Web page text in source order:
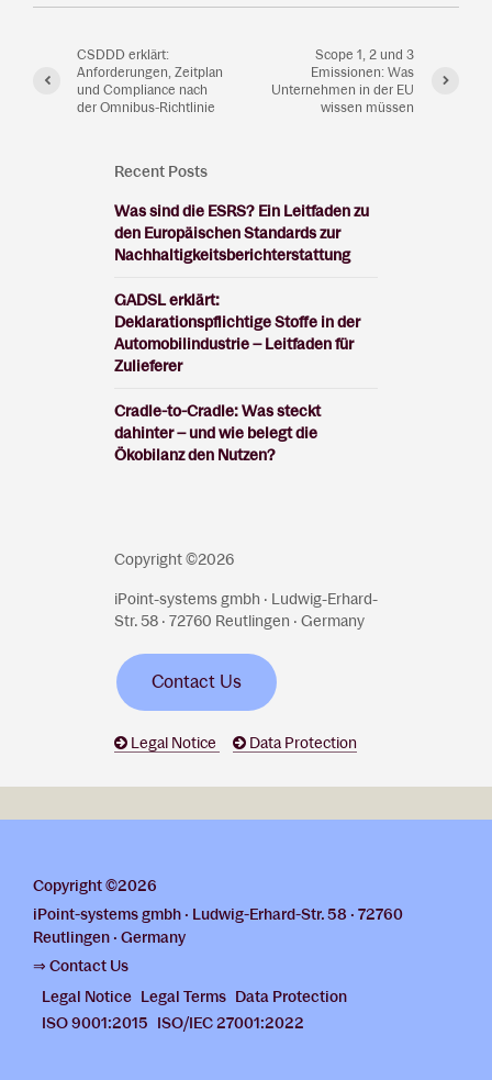
CSDDD erklärt:
Anforderungen, Zeitplan
und Compliance nach
der Omnibus-Richtlinie
Scope 1, 2 und 3
Emissionen: Was
Unternehmen in der EU
wissen müssen
Recent Posts
Was sind die ESRS? Ein Leitfaden zu
den Europäischen Standards zur
Nachhaltigkeitsberichterstattung
GADSL erklärt:
Deklarationspflichtige Stoffe in der
Automobilindustrie – Leitfaden für
Zulieferer
Cradle-to-Cradle: Was steckt
dahinter – und wie belegt die
Ökobilanz den Nutzen?
Copyright ©2026
iPoint-systems gmbh · Ludwig-Erhard-
Str. 58 · 72760 Reutlingen · Germany
Contact Us
Legal Notice Data Protection
Copyright ©2026
iPoint-systems gmbh · Ludwig-Erhard-Str. 58 · 72760
Reutlingen · Germany
⇒ Contact Us
Legal Notice Legal Terms Data Protection
ISO 9001:2015
ISO/IEC 27001:2022